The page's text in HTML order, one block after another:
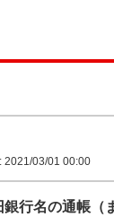
2021/03/01 00:00
銀行名の通帳（